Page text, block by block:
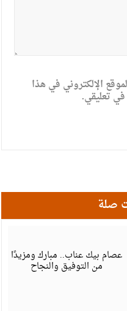
الإلكتروني في هذا
في تعليقي.
صلة
عصام بيك عناب.. مبارك ومزيدًا
من التوفيق والنجاح